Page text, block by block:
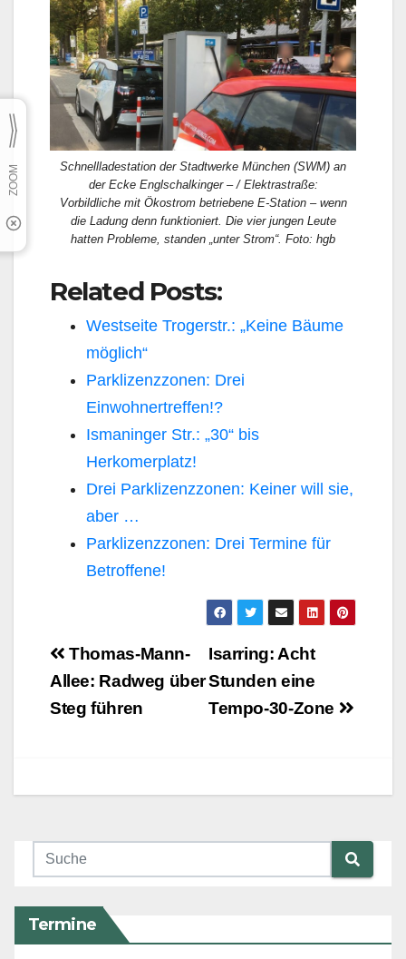
Schnellladestation der Stadtwerke München (SWM) an
der Ecke Englschalkinger – / Elektrastraße:
Vorbildliche mit Ökostrom betriebene E-Station – wenn
die Ladung denn funktioniert. Die vier jungen Leute
hatten Probleme, standen „unter Strom“. Foto: hgb
Related Posts:
Westseite Trogerstr.: „Keine Bäume
möglich“
Parklizenzzonen: Drei
Einwohnertreffen!?
Ismaninger Str.: „30“ bis
Herkomerplatz!
Drei Parklizenzzonen: Keiner will sie,
aber …
Parklizenzzonen: Drei Termine für
Betroffene!
Beitragsnavigation
Isarring: Acht
Stunden eine
Tempo-30-Zone
Thomas-Mann-
Allee: Radweg über
Steg führen
Termine